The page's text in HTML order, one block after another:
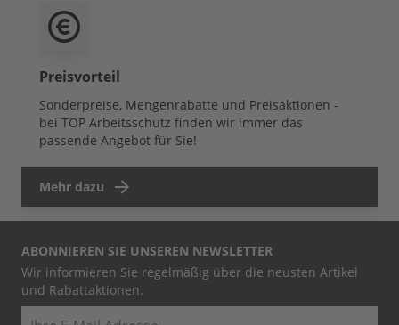
Preisvorteil
Sonderpreise, Mengenrabatte und Preisaktionen -
bei TOP Arbeitsschutz finden wir immer das
passende Angebot für Sie!
Mehr dazu
ABONNIEREN SIE UNSEREN NEWSLETTER
Wir informieren Sie regelmäßig über die neusten Artikel
und Rabattaktionen.